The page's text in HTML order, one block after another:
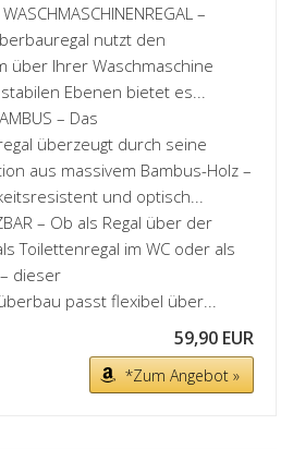
–
nutzt den
über Ihrer Waschmaschine
Ebenen bietet es...
– Das
überzeugt durch seine
aus massivem Bambus-Holz –
und optisch...
– Ob als Regal über der
Toilettenregal im WC oder als
dieser
passt flexibel über...
59,90 EUR
*Zum Angebot »